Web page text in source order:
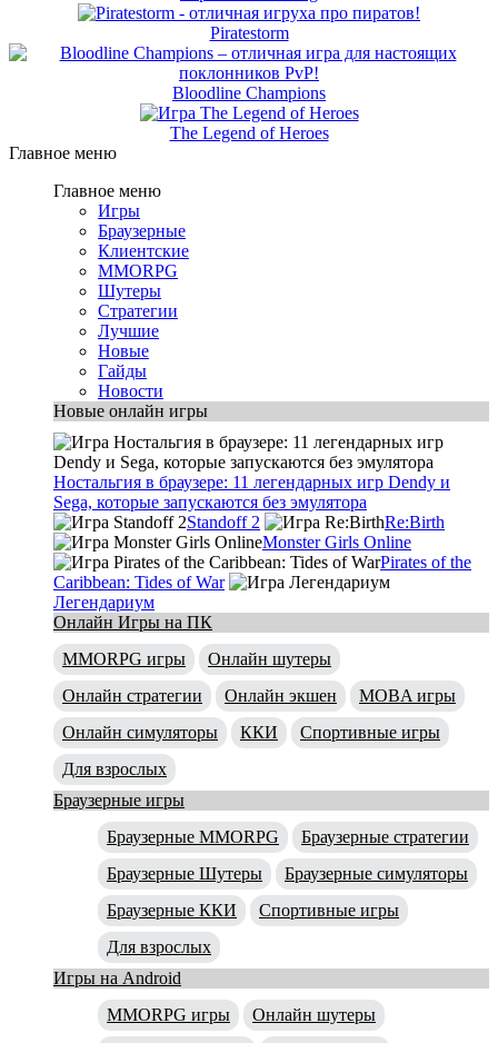
Piratestorm
Bloodline Champions
The Legend of Heroes
Главное меню
Главное меню
Игры
Браузерные
Клиентские
MMORPG
Шутеры
Стратегии
Лучшие
Новые
Гайды
Новости
Новые онлайн игры
Ностальгия в браузере: 11 легендарных игр Dendy и
Sega, которые запускаются без эмулятора
Standoff 2
Re:Birth
Monster Girls Online
Pirates of the
Caribbean: Tides of War
Легендариум
Онлайн Игры на ПК
MMORPG игры
Онлайн шутеры
Онлайн стратегии
Онлайн экшен
MOBA игры
Онлайн симуляторы
ККИ
Спортивные игры
Для взрослых
Браузерные игры
Браузерные MMORPG
Браузерные стратегии
Браузерные Шутеры
Браузерные симуляторы
Браузерные ККИ
Спортивные игры
Для взрослых
Игры на Android
MMORPG игры
Онлайн шутеры